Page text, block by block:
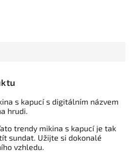
s kapucís digitálním názvem
hrudi.
trendy mikina s kapucí je tak
sundat. Užijte si dokonalé
vzhledu.